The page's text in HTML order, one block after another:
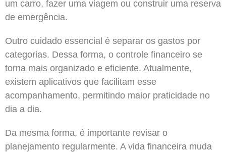
um carro, fazer uma viagem ou construir uma reserva
de emergência.
Outro cuidado essencial é separar os gastos por
categorias. Dessa forma, o controle financeiro se
torna mais organizado e eficiente. Atualmente,
existem aplicativos que facilitam esse
acompanhamento, permitindo maior praticidade no
dia a dia.
Da mesma forma, é importante revisar o
planejamento regularmente. A vida financeira muda